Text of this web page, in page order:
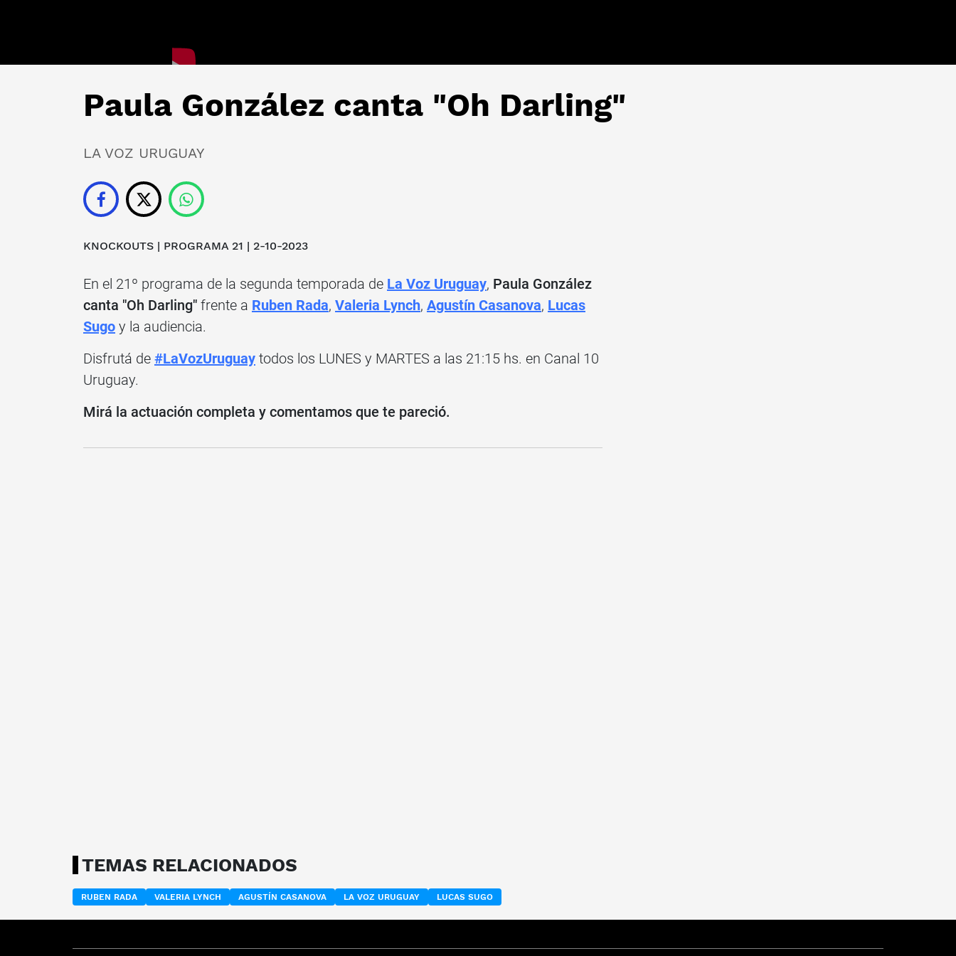
Paula González canta "Oh Darling"
LA VOZ URUGUAY
KNOCKOUTS | PROGRAMA 21 | 2-10-2023
En el 21º programa de la segunda temporada de La Voz Uruguay, Paula González
canta "Oh Darling" frente a Ruben Rada, Valeria Lynch, Agustín Casanova, Lucas
Sugo y la audiencia.
Disfrutá de #LaVozUruguay todos los LUNES y MARTES a las 21:15 hs. en Canal 10
Uruguay.
Mirá la actuación completa y comentamos que te pareció.
TEMAS RELACIONADOS
RUBEN RADA VALERIA LYNCH AGUSTÍN CASANOVA LA VOZ URUGUAY LUCAS SUGO